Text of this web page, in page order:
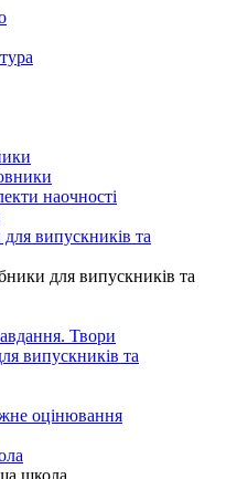
наочності
випускників та
для випускників та
Твори
випускників та
оцінювання
школа